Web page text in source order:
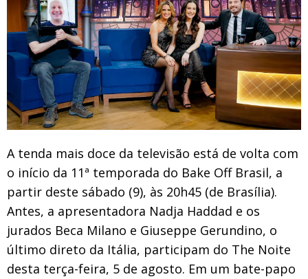
A tenda mais doce da televisão está de volta com
o início da 11ª temporada do Bake Off Brasil, a
partir deste sábado (9), às 20h45 (de Brasília).
Antes, a apresentadora Nadja Haddad e os
jurados Beca Milano e Giuseppe Gerundino, o
último direto da Itália, participam do The Noite
desta terça-feira, 5 de agosto. Em um bate-papo